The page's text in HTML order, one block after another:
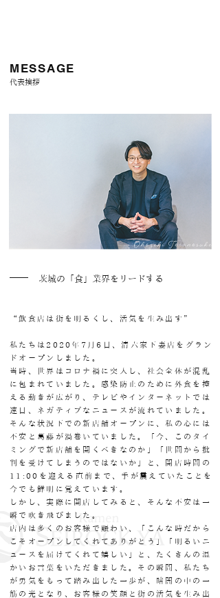
MESSAGE
代表挨拶
茨城の「食」業界をリードする
“飲食店は街を明るくし、活気を生み出す”
私たちは2020年7月6日、清六家下妻店をグラン
ドオープンしました。
当時、世界はコロナ禍に突入し、社会全体が混乱
に包まれていました。感染防止のために外食を控
える動きが広がり、テレビやインターネットでは
連日、ネガティブなニュースが流れていました。
そんな状況下での新店舗オープンに、私の心には
不安と葛藤が渦巻いていました。「今、このタイ
ミングで新店舗を開くべきなのか」「世間から批
判を受けてしまうのではないか」と、開店時間の
11:00を迎える直前まで、手が震えていたことを
今でも鮮明に覚えています。
しかし、実際に開店してみると、そんな不安は一
瞬で吹き飛びました。
店内は多くのお客様で賑わい、「こんな時だから
こそオープンしてくれてありがとう」「明るいニ
ュースを届けてくれて嬉しい」と、たくさんの温
かいお言葉をいただきました。その瞬間、私たち
が勇気をもって踏み出した一歩が、暗闇の中の一
筋の光となり、お客様の笑顔と街の活気を生み出